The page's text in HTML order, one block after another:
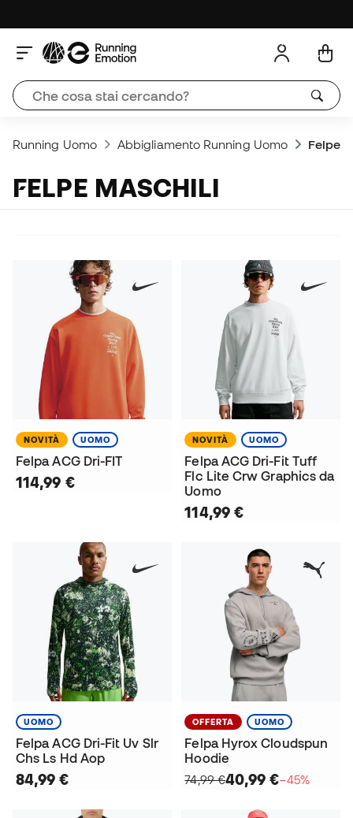
Running Uomo Abbigliamento Running Uomo Felpe
FELPE MASCHILI
NOVITÀ UOMO
Felpa ACG Dri-FIT
114,99 €
NOVITÀ UOMO
Felpa ACG Dri-Fit Tuff
Flc Lite Crw Graphics da
Uomo
114,99 €
UOMO
Felpa ACG Dri-Fit Uv Slr
Chs Ls Hd Aop
84,99 €
OFFERTA UOMO
Felpa Hyrox Cloudspun
Hoodie
74,99 €40,99 €−45%